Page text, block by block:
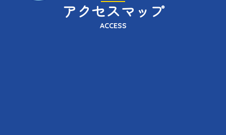
アクセスマップ
ACCESS